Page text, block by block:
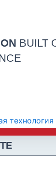
BUILT
технология